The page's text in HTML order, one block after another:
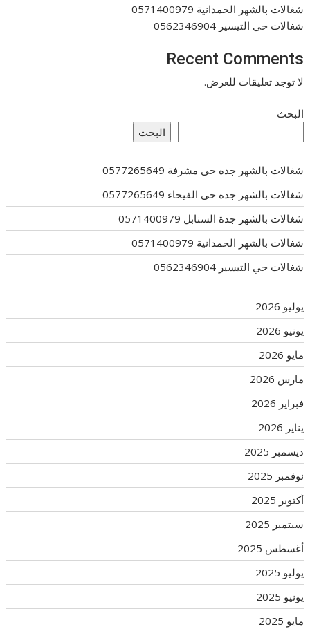
شغالات بالشهر الحمدانية 0571400979
شغالات حي التيسير 0562346904
Recent Comments
لا توجد تعليقات للعرض.
البحث
البحث
شغالات بالشهر جده حى مشرفة 0577265649
شغالات بالشهر جده حى الفيحاء 0577265649
شغالات بالشهر جدة السنابل 0571400979
شغالات بالشهر الحمدانية 0571400979
شغالات حي التيسير 0562346904
يوليو 2026
يونيو 2026
مايو 2026
مارس 2026
فبراير 2026
يناير 2026
ديسمبر 2025
نوفمبر 2025
أكتوبر 2025
سبتمبر 2025
أغسطس 2025
يوليو 2025
يونيو 2025
مايو 2025